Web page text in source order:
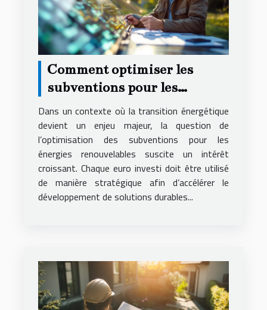
Comment optimiser les
subventions pour les
énergies renouvelables ?
Dans un contexte où la transition énergétique
devient un enjeu majeur, la question de
l’optimisation des subventions pour les
énergies renouvelables suscite un intérêt
croissant. Chaque euro investi doit être utilisé
de manière stratégique afin d’accélérer le
développement de solutions durables...